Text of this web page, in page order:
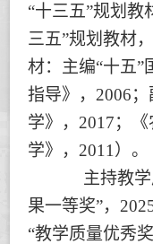
“十三五”规划教
三五”规划教材
材：主编“十五”
指导》，2006
学》，2017；
学》，2011）。
主持教学
果一等奖”，
“教学质量优秀